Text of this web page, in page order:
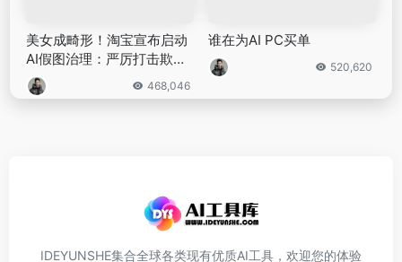
项立刚：中国对人工智能的
理解不能被美国带到沟里去
快手陷入增长困境：短剧业